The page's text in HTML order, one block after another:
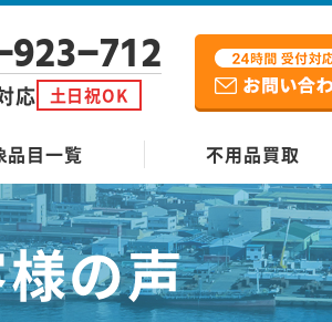
923-712
応 土日祝OK
品目一覧 不用品買取
の声